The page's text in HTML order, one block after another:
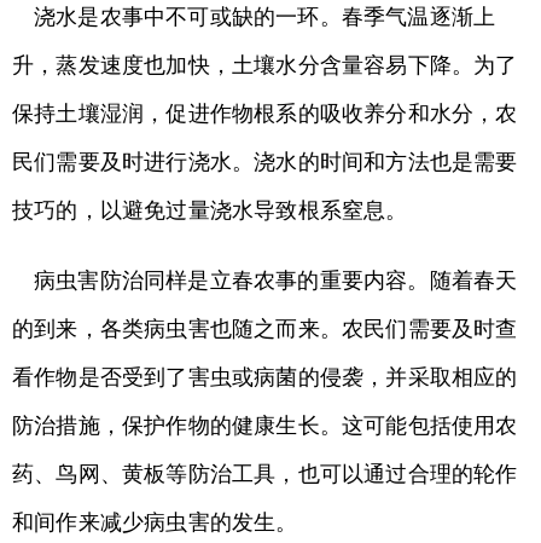
浇水是农事中不可或缺的一环。春季气温逐渐上
升，蒸发速度也加快，土壤水分含量容易下降。为了
保持土壤湿润，促进作物根系的吸收养分和水分，农
民们需要及时进行浇水。浇水的时间和方法也是需要
技巧的，以避免过量浇水导致根系窒息。
病虫害防治同样是立春农事的重要内容。随着春天
的到来，各类病虫害也随之而来。农民们需要及时查
看作物是否受到了害虫或病菌的侵袭，并采取相应的
防治措施，保护作物的健康生长。这可能包括使用农
药、鸟网、黄板等防治工具，也可以通过合理的轮作
和间作来减少病虫害的发生。